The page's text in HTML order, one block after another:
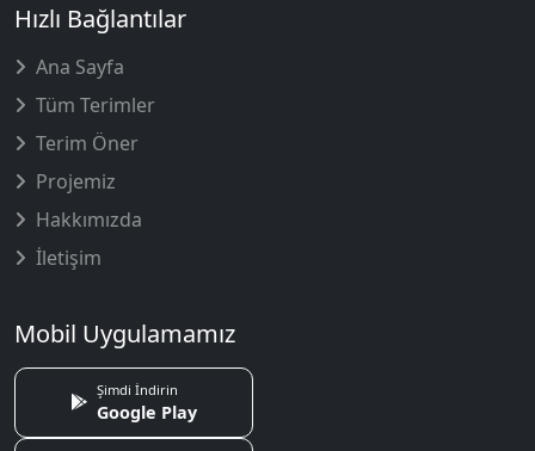
Hızlı Bağlantılar
Ana Sayfa
Tüm Terimler
Terim Öner
Projemiz
Hakkımızda
İletişim
Mobil Uygulamamız
Şimdi İndirin
Google Play